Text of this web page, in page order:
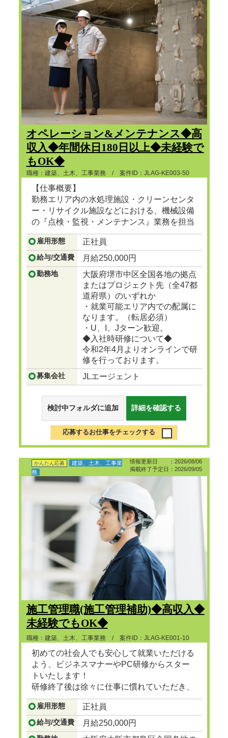
オペレーション&メンテナンス◆高
収入◆年間休日180日以上◆未経験で
もOK◆
職種：建築、土木、工事業務 / 案件ID：JLAG-KE003-50
【仕事概要】
勤務エリア内の水処理施設・クリーンセンタ
ー・リサイクル施設などにおける、機械設備
の『点検・監視・メンテナンス』業務を担当
頂きます。
...つづきを見る
雇用形態 正社員
給与/交通費 月給250,000円
勤務地
大阪府堺市中区全国各地の拠点
またはプロジェクト先（全47都
道府県）のいずれか
・就業可能エリア内での配属に
なります。（転居必須）
・U、I、Jターン歓迎。
◆入社時研修について◆
令和2年4月よりオンラインで研
修を行っております。
募集会社 JLエージェント
検討中フォルダに追加 詳細を確認する
応募するお仕事をチェックする
情報更新日 ：2026/08/06
掲載終了予定日：2026/09/05
かんたん応募
建築、土木、工事業
務
施工管理職(施工管理補助)◆高収入◆
未経験でもOK◆
職種：建築、土木、工事業務 / 案件ID：JLAG-KE001-10
初めての社会人でも安心して就業いただける
よう、ビジネスマナーやPC研修からスター
トいたします！
研修終了後は徐々に仕事に慣れていただき、
ゆくゆくは建設プロジェクトマネージャーと
して、街で見かけるビル、マンション、ショ
ッピングセンターなど地図に残る大規模な建
設の舵をとる人材に成長...つづきを見る
雇用形態 正社員
給与/交通費 月給250,000円